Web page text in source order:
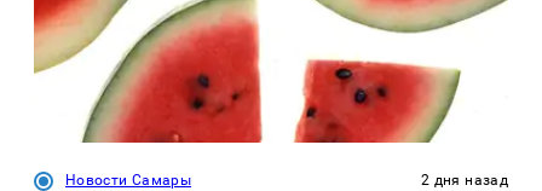
Новости Самары 2 дня назад